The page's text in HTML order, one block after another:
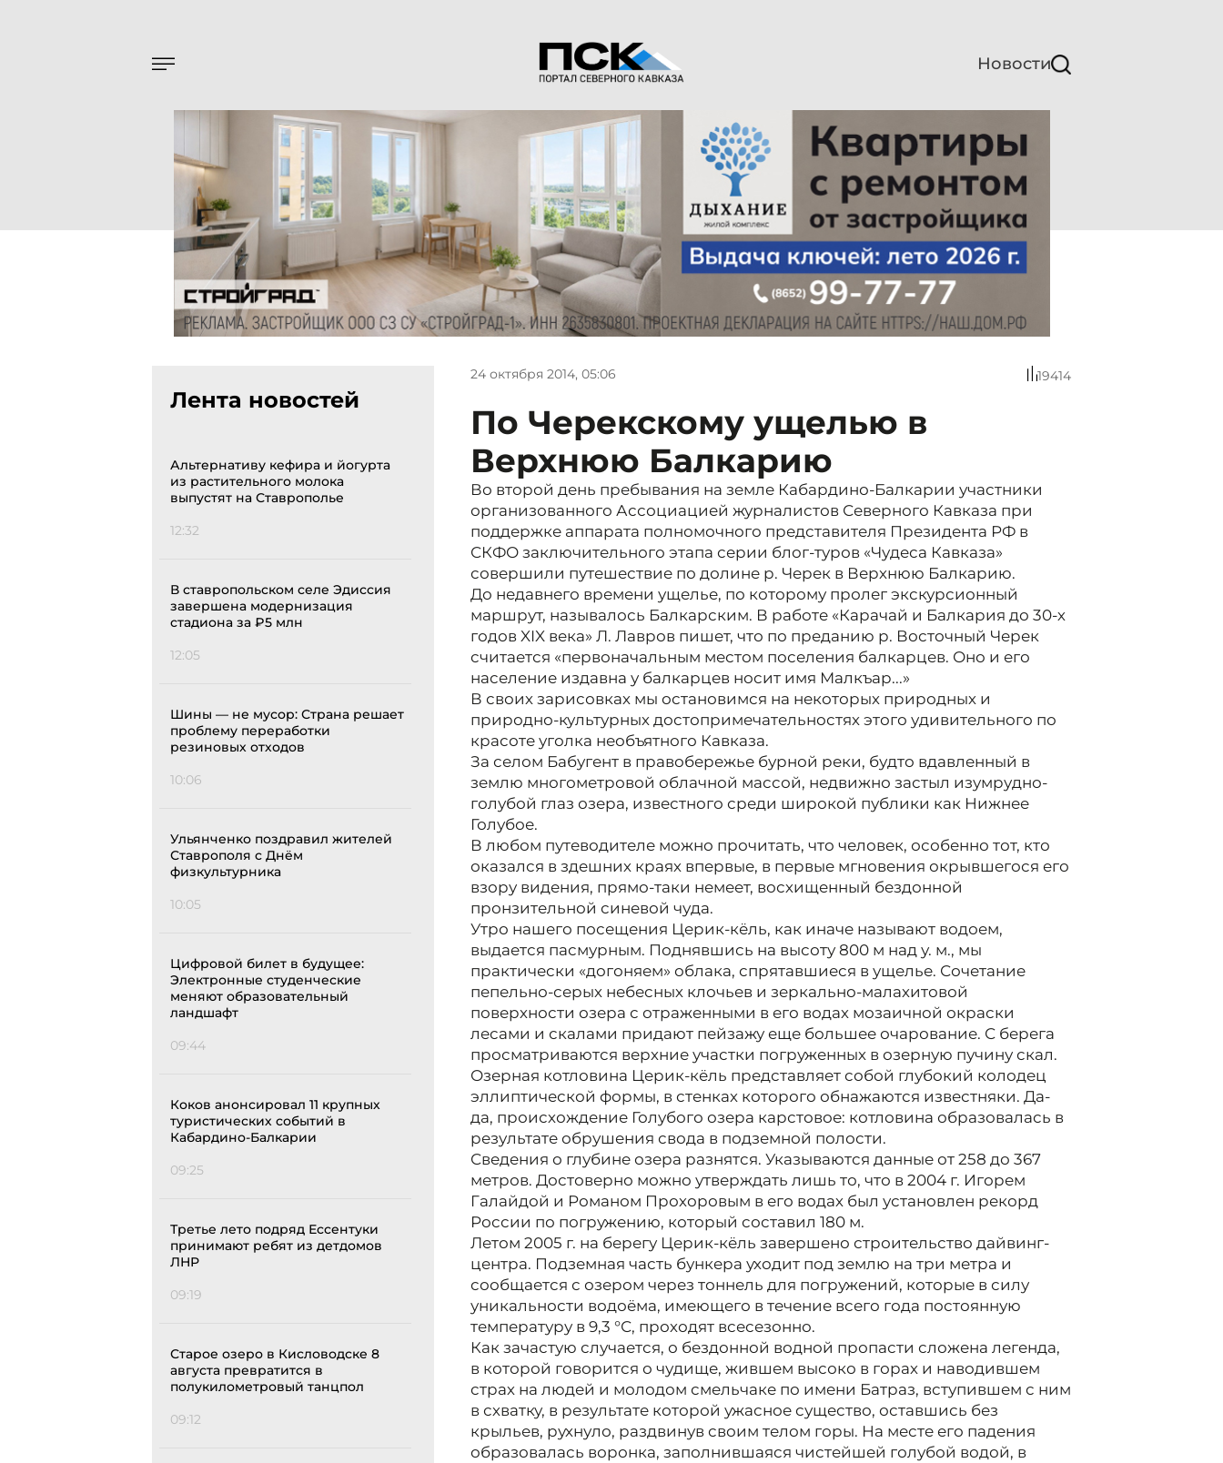
Новости
Лента новостей
Альтернативу кефира и йогурта
из растительного молока
выпустят на Ставрополье
12:32
В ставропольском селе Эдиссия
завершена модернизация
стадиона за ₽5 млн
12:05
Шины — не мусор: Страна решает
проблему переработки
резиновых отходов
10:06
Ульянченко поздравил жителей
Ставрополя с Днём
физкультурника
10:05
Цифровой билет в будущее:
Электронные студенческие
меняют образовательный
ландшафт
09:44
Коков анонсировал 11 крупных
туристических событий в
Кабардино-Балкарии
09:25
Третье лето подряд Ессентуки
принимают ребят из детдомов
ЛНР
09:19
Старое озеро в Кисловодске 8
августа превратится в
полукилометровый танцпол
09:12
24 октября 2014, 05:06 19414
По Черекскому ущелью в
Верхнюю Балкарию
Во второй день пребывания на земле Кабардино-Балкарии участники
организованного Ассоциацией журналистов Северного Кавказа при
поддержке аппарата полномочного представителя Президента РФ в
СКФО заключительного этапа серии блог-туров «Чудеса Кавказа»
совершили путешествие по долине р. Черек в Верхнюю Балкарию.
До недавнего времени ущелье, по которому пролег экскурсионный
маршрут, называлось Балкарским. В работе «Карачай и Балкария до 30-х
годов XIX века» Л. Лавров пишет, что по преданию р. Восточный Черек
считается «первоначальным местом поселения балкарцев. Оно и его
население издавна у балкарцев носит имя Малкъар...»
В своих зарисовках мы остановимся на некоторых природных и
природно-культурных достопримечательностях этого удивительного по
красоте уголка необъятного Кавказа.
За селом Бабугент в правобережье бурной реки, будто вдавленный в
землю многометровой облачной массой, недвижно застыл изумрудно-
голубой глаз озера, известного среди широкой публики как Нижнее
Голубое.
В любом путеводителе можно прочитать, что человек, особенно тот, кто
оказался в здешних краях впервые, в первые мгновения окрывшегося его
взору видения, прямо-таки немеет, восхищенный бездонной
пронзительной синевой чуда.
Утро нашего посещения Церик-кёль, как иначе называют водоем,
выдается пасмурным. Поднявшись на высоту 800 м над у. м., мы
практически «догоняем» облака, спрятавшиеся в ущелье. Сочетание
пепельно-серых небесных клочьев и зеркально-малахитовой
поверхности озера с отраженными в его водах мозаичной окраски
лесами и скалами придают пейзажу еще большее очарование. С берега
просматриваются верхние участки погруженных в озерную пучину скал.
Озерная котловина Церик-кёль представляет собой глубокий колодец
эллиптической формы, в стенках которого обнажаются известняки. Да-
да, происхождение Голубого озера карстовое: котловина образовалась в
результате обрушения свода в подземной полости.
Сведения о глубине озера разнятся. Указываются данные от 258 до 367
метров. Достоверно можно утверждать лишь то, что в 2004 г. Игорем
Галайдой и Романом Прохоровым в его водах был установлен рекорд
России по погружению, который составил 180 м.
Летом 2005 г. на берегу Церик-кёль завершено строительство дайвинг-
центра. Подземная часть бункера уходит под землю на три метра и
сообщается с озером через тоннель для погружений, которые в силу
уникальности водоёма, имеющего в течение всего года постоянную
температуру в 9,3 °С, проходят всесезонно.
Как зачастую случается, о бездонной водной пропасти сложена легенда,
в которой говорится о чудище, жившем высоко в горах и наводившем
страх на людей и молодом смельчаке по имени Батраз, вступившем с ним
в схватку, в результате которой ужасное существо, оставшись без
крыльев, рухнуло, раздвинув своим телом горы. На месте его падения
образовалась воронка, заполнившаяся чистейшей голубой водой, в